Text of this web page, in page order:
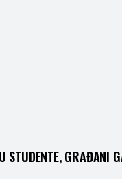
STUDENTE, GRAĐANI